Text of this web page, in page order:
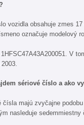
vozidla obsahuje zmes
označuje modelový
V
sériové číslo a ako
čísla majú zvyčajne
nasleduje sedemmiestny